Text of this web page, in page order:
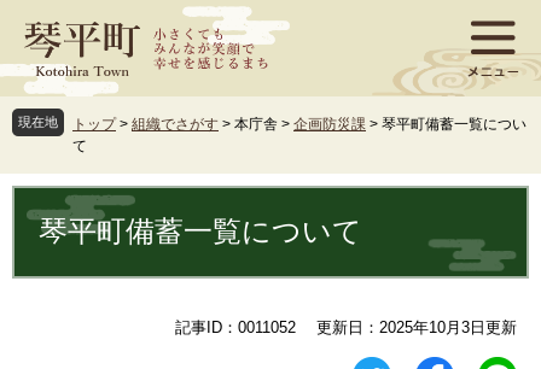
ジ
先
頭
す
ュ
を
飛
し
現在地 トップ > 組織でさがす > 本庁舎 > 企画防災課 > 琴平町備蓄一覧につい
て
文 琴平町備蓄一覧について
記事ID：0011052 更新日：2025年10月3日更新